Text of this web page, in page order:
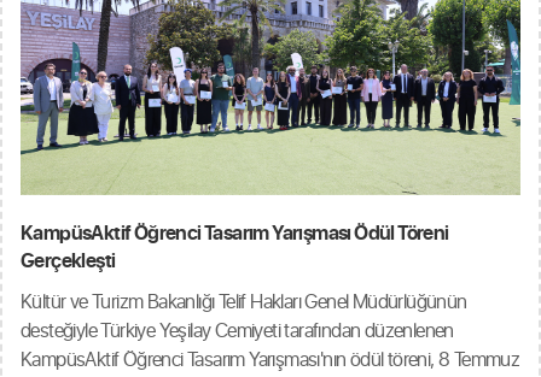
KampüsAktif Öğrenci Tasarım Yarışması Ödül Töreni
Gerçekleşti
Kültür ve Turizm Bakanlığı Telif Hakları Genel Müdürlüğünün
desteğiyle Türkiye Yeşilay Cemiyeti tarafından düzenlenen
KampüsAktif Öğrenci Tasarım Yarışması'nın ödül töreni, 8 Temmuz